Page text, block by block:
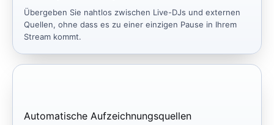
Übergeben Sie nahtlos zwischen Live-DJs und externen
Quellen, ohne dass es zu einer einzigen Pause in Ihrem
Stream kommt.
Automatische Aufzeichnungsquellen